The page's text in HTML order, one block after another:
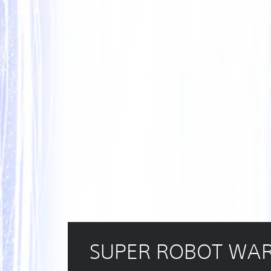
SUPER ROBOT